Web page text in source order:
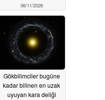
06/11/2026
Gökbilimciler bugüne
kadar bilinen en uzak
uyuyan kara deliği